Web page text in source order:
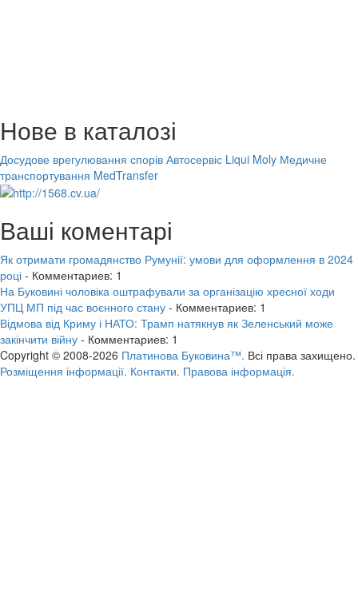
Нове в каталозі
Досудове врегулювання спорів Автосервіс Liqui Moly Медичне
транспортування MedTransfer
Ваші коментарі
Як отримати громадянство Румунії: умови для оформлення в 2024
році - Комментариев: 1
На Буковині чоловіка оштрафували за організацію хресної ходи
УПЦ МП під час воєнного стану - Комментариев: 1
Відмова від Криму і НАТО: Трамп натякнув як Зеленський може
закінчити війну - Комментариев: 1
Copyright © 2008-2026 Платинова Буковина™. Всі права захищено.
Розміщення інформації. Контакти. Правова інформація.